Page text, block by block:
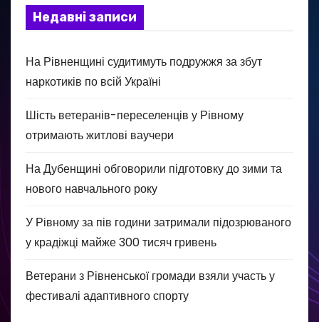
Недавні записи
На Рівненщині судитимуть подружжя за збут
наркотиків по всій Україні
Шість ветеранів-переселенців у Рівному
отримають житлові ваучери
На Дубенщині обговорили підготовку до зими та
нового навчального року
У Рівному за пів години затримали підозрюваного
у крадіжці майже 300 тисяч гривень
Ветерани з Рівненської громади взяли участь у
фестивалі адаптивного спорту